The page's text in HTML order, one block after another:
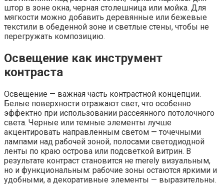
штор в зоне окна, черная столешница или мойка. Для
мягкости можно добавить деревянные или бежевые
текстили в обеденной зоне и светлые стены, чтобы не
перегружать композицию.
Освещение как инструмент
контраста
Освещение — важная часть контрастной концепции.
Белые поверхности отражают свет, что особенно
эффектно при использовании рассеянного потолочного
света. Черные или темные элементы лучше
акцентировать направленным светом — точечными
лампами над рабочей зоной, полосами светодиодной
ленты по краю острова или подсветкой витрин. В
результате контраст становится не merely визуальным,
но и функциональным: рабочие зоны остаются яркими и
удобными, а декоративные элементы — выразительны.